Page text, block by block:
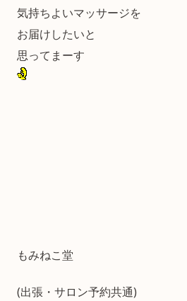
気持ちよいマッサージを
お届けしたいと
思ってまーす
もみねこ堂
(出張・サロン予約共通)